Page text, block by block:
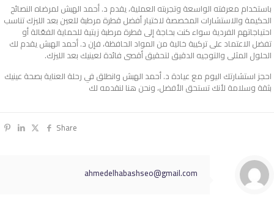
باستخدام معرفته الواسعة وتجربته العملية، يقدم د. أحمد الهبش لمرضاه النصائح
الحكيمة والاستشارات المخصصة لاختيار أفضل قطرة مرطبة للعين بعد الليزك تناسب
احتياجاتهم الفردية سواء كنت بحاجة إلى قطرة مرطبة زيتية للحماية الفعّالة أو
تفضل الاعتماد على تركيبة خالية من المواد الحافظة، فإن د. أحمد الهبش يقدم لك
الحلول المثلى والتوجيه الدقيق لتحقيق أقصى فائدة لعينيك بعد الليزك.
احجز استشارتك اليوم مع عيادة د. أحمد الهبش وانطلق في رحلة العناية بصحة عينيك
بثقة وسلامة لأنك تستحق الأفضل، ونحن هنا لنقدمه لك
Share
ahmedelhabashseo@gmail.com